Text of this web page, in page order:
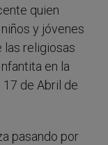
quien
y jóvenes
las religiosas
en la
17 de Abril de
pasando por